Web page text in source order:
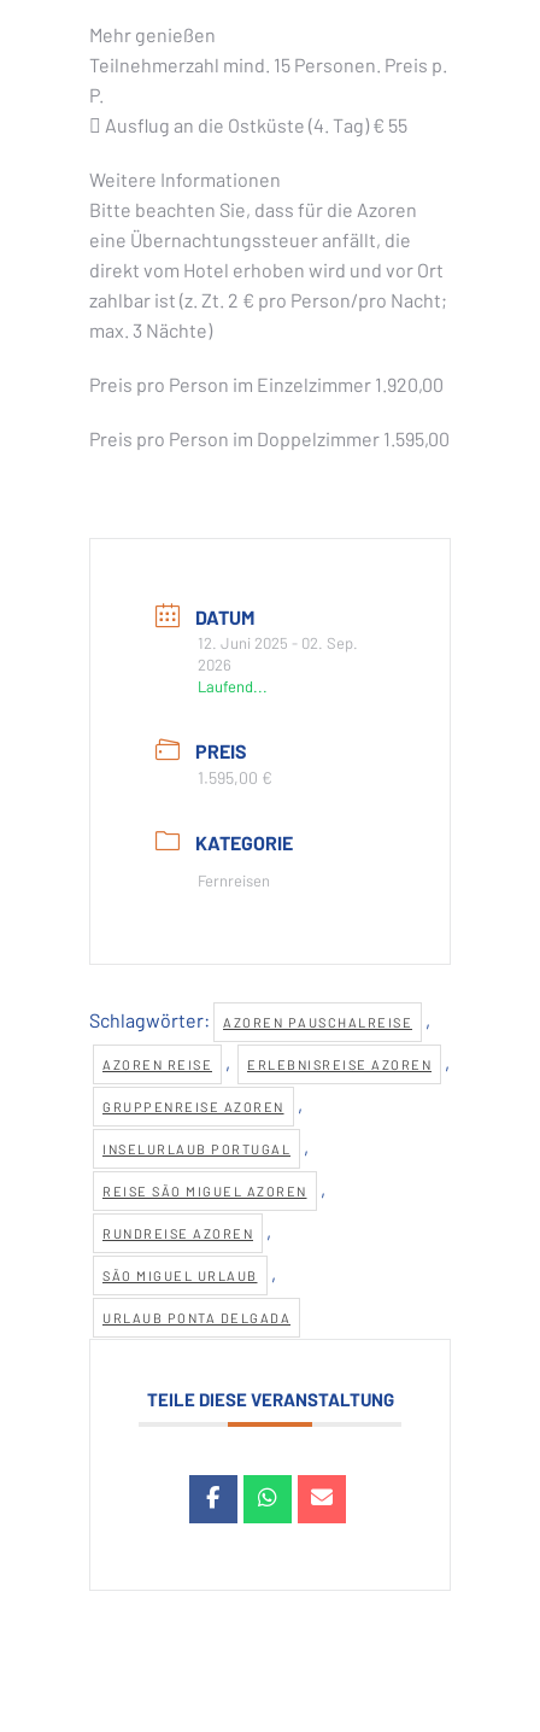
Mehr genießen
Teilnehmerzahl mind. 15 Personen. Preis p.
P.
 Ausflug an die Ostküste (4. Tag) € 55
Weitere Informationen
Bitte beachten Sie, dass für die Azoren
eine Übernachtungssteuer anfällt, die
direkt vom Hotel erhoben wird und vor Ort
zahlbar ist (z. Zt. 2 € pro Person/pro Nacht;
max. 3 Nächte)
Preis pro Person im Einzelzimmer 1.920,00
Preis pro Person im Doppelzimmer 1.595,00
DATUM
12. Juni 2025 - 02. Sep.
2026
Laufend...
PREIS
1.595,00 €
KATEGORIE
Fernreisen
Schlagwörter: AZOREN PAUSCHALREISE ,
AZOREN REISE , ERLEBNISREISE AZOREN ,
GRUPPENREISE AZOREN ,
INSELURLAUB PORTUGAL ,
REISE SÃO MIGUEL AZOREN ,
RUNDREISE AZOREN ,
SÃO MIGUEL URLAUB ,
URLAUB PONTA DELGADA
TEILE DIESE VERANSTALTUNG